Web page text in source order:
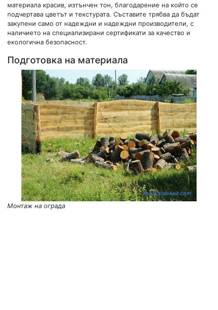
материала красив, изтънчен тон, благодарение на който се
подчертава цветът и текстурата. Съставите трябва да бъдат
закупени само от надеждни и надеждни производители, с
наличието на специализирани сертификати за качество и
екологична безопасност.
Подготовка на материала
Монтаж на ограда